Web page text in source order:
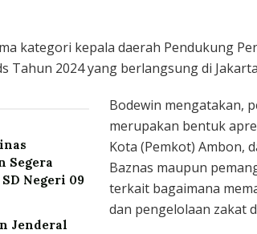
kategori kepala daerah Pendukung
Tahun 2024 yang berlangsung di
Segera
Negeri 09
Jenderal
Bodewin mengatakan,
merupakan bentuk
Kota (Pemkot) Ambon,
Baznas maupun
terkait bagaimana
dan pengelolaan zakat